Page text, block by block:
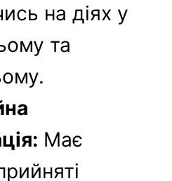
на діях у
та
Має